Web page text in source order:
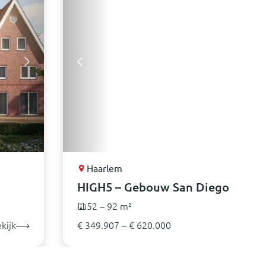
Haarlem
HIGH5 – Gebouw San Diego
52 – 92 m²
€ 349.907 – € 620.000